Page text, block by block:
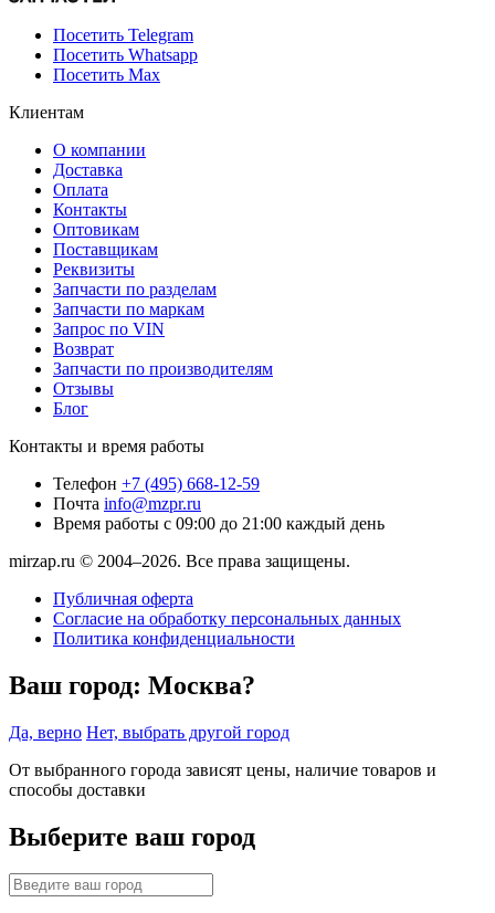
Посетить Telegram
Посетить Whatsapp
Посетить Max
Клиентам
О компании
Доставка
Оплата
Контакты
Оптовикам
Поставщикам
Реквизиты
Запчасти по разделам
Запчасти по маркам
Запрос по VIN
Возврат
Запчасти по производителям
Отзывы
Блог
Контакты и время работы
Телефон +7 (495) 668-12-59
Почта info@mzpr.ru
Время работы с 09:00 до 21:00 каждый день
mirzap.ru © 2004–2026. Все права защищены.
Публичная оферта
Согласие на обработку персональных данных
Политика конфиденциальности
Ваш город: Москва?
Да, верно Нет, выбрать другой город
От выбранного города зависят цены, наличие товаров и
способы доставки
Выберите ваш город